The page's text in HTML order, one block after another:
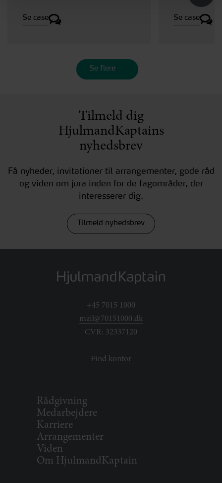
Se case Se case
Se flere
Tilmeld dig
HjulmandKaptains
nyhedsbrev
Få nyheder, invitationer til arrangementer, gode råd
og viden om jura inden for de fagområder, der
interesserer dig.
Tilmeld nyhedsbrev
+45 7015 1000
mail@70151000.dk
CVR: 32337120
Find kontor
Rådgivning
Medarbejdere
Karriere
Arrangementer
Viden
Om HjulmandKaptain